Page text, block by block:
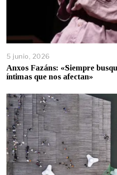
5 junio, 2026
Anxos Fazáns: «Siempre
íntimas que nos afectan»